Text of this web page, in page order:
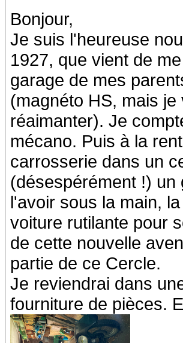
Bonjour,
Je suis l'heureuse
1927, que vient de
garage de mes
(magnéto HS, mais
réaimanter). Je
mécano. Puis à la
carrosserie dans un
(désespérément !)
l'avoir sous la main,
voiture rutilante pour
de cette nouvelle
partie de ce Cercle.
Je reviendrai dans
fourniture de pièces.